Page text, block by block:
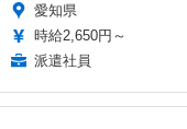
愛知県
時給2,650円～
派遣社員